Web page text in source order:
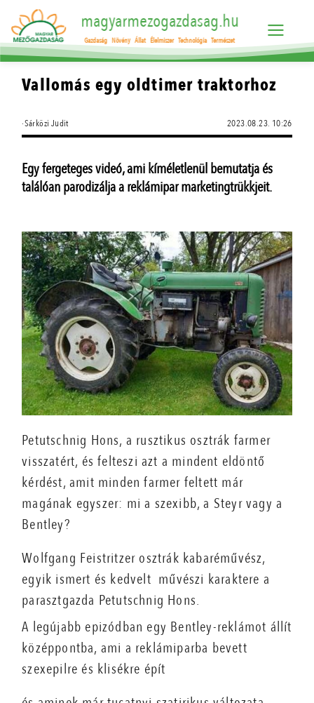
magyarmezogazdasag.hu
Gazdaság Növény Állat Élelmiszer Technológia Természet
Vallomás egy oldtimer traktorhoz
·Sárközi Judit 2023.08.23. 10:26
Egy fergeteges videó, ami kíméletlenül bemutatja és
találóan parodizálja a reklámipar marketingtrükkjeit.
Petutschnig Hons, a rusztikus osztrák farmer
visszatért, és felteszi azt a mindent eldöntő
kérdést, amit minden farmer feltett már
magának egyszer: mi a szexibb, a Steyr vagy a
Bentley?
Wolfgang Feistritzer osztrák kabaréművész,
egyik ismert és kedvelt művészi karaktere a
parasztgazda Petutschnig Hons.
A legújabb epizódban egy Bentley-reklámot állít
középpontba, ami a reklámiparba bevett
szexepilre és klisékre épít